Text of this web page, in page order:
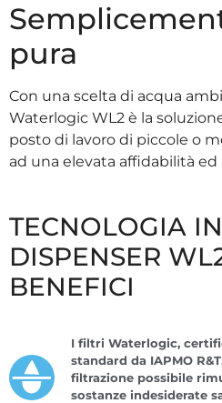
pura
Con una scelta di acqua
Waterlogic WL2 è la
posto di lavoro di piccole o
ad una elevata affidabilità
TECNOLOGIA
DISPENSER
BENEFICI
I filtri Waterlogic,
standard da IAPMO
filtrazione possibile
sostanze indesiderate